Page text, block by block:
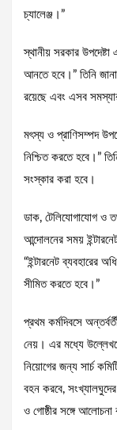
চ্যালেঞ্জ।”
স্থানীয় সরকার
আনতে হবে।” তিনি
রয়েছে এবং এসব
মৎস্য ও প্রাণিসম্পদ
নিশ্চিত করতে হবে।”
সংস্কার করা হবে।
ডাক, টেলিযোগাযোগ ও
আন্দোলনের সময়
“ইন্টারনেট ব্যবহারের
সীমিত করতে হবে।”
প্রথম কর্মদিবসে
নেয়। এর মধ্যে
নিয়োগের জন্য সার্চ
বহন করবে, সংখ্যালঘুদের
ও গোষ্ঠীর সঙ্গে